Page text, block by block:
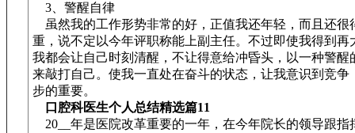
3、警醒自律
虽然我的工作形势非常的好，正值我还年轻，而且还很
重，说不定以今年评职称能上副主任。不过即使我得到再
我都会让自己时刻清醒，不让得意给冲昏头，以一种警醒
来敲打自己。使我一直处在奋斗的状态，让我意识到竞争
步的重要。
口腔科医生个人总结精选篇11
20__年是医院改革重要的一年，在今年院长的领导跟指